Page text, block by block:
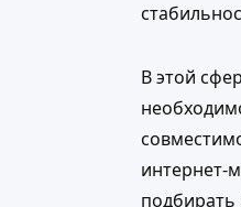
В этой
интернет-